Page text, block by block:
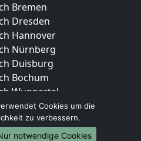
Bremen
Dresden
Hannover
Nürnberg
Duisburg
Bochum
Wuppertal
Bielefeld
Bonn
Münster
Cookies um die
zu verbessern.
notwendige Cookies